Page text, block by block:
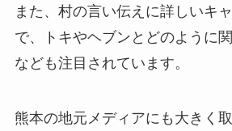
また、村の言い伝えに詳しいキ
で、トキやヘブンとどのように
なども注目されています。
熊本の地元メディアにも大きく